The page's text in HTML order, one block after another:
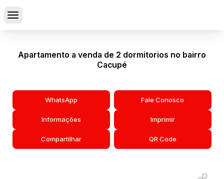
Apartamento a venda de 2 dormitorios no bairro
Cacupé
WhatsApp Fale Conosco
Informações Imprimir
Compartilhar QR Code